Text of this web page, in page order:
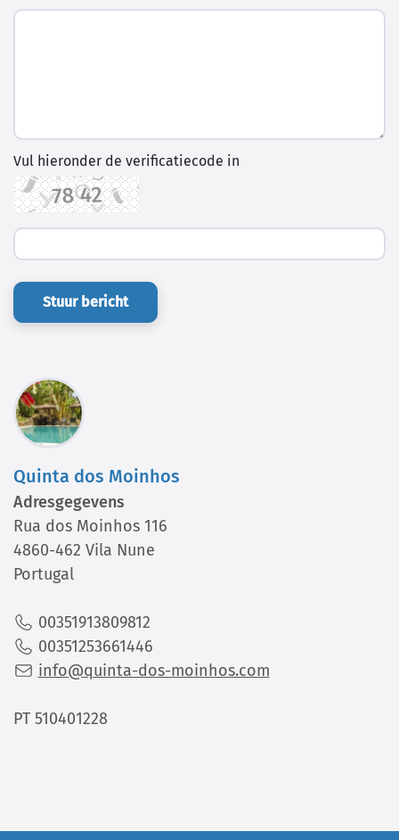
Vul hieronder de verificatiecode in
Stuur bericht
Quinta dos Moinhos
Adresgegevens
Rua dos Moinhos 116
4860-462 Vila Nune
Portugal
00351913809812
00351253661446
info@quinta-dos-moinhos.com
PT 510401228